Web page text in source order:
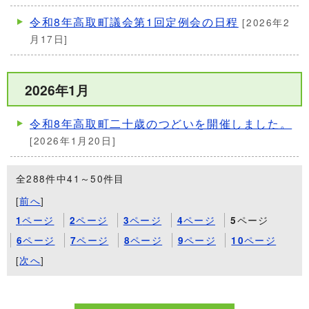
令和8年高取町議会第1回定例会の日程 [2026年2
月17日]
2026年1月
令和8年高取町二十歳のつどいを開催しました。
[2026年1月20日]
全288件中41～50件目
[前へ]
1ページ 2ページ 3ページ 4ページ 5ページ
6ページ 7ページ 8ページ 9ページ 10ページ
[次へ]